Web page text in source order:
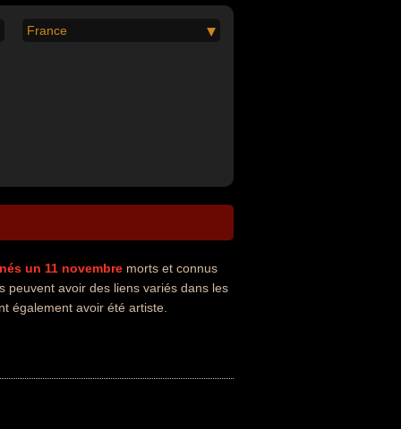
France
nés un 11 novembre morts et connus
peuvent avoir des liens variés dans les
également avoir été artiste.